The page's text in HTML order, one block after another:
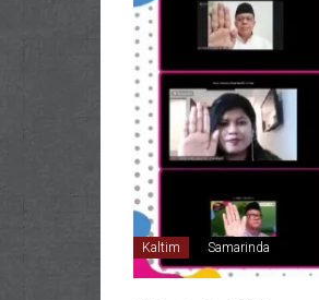
Kaltim Samarinda